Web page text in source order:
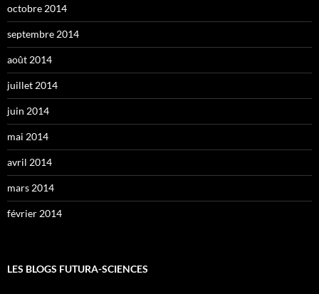
octobre 2014
septembre 2014
août 2014
juillet 2014
juin 2014
mai 2014
avril 2014
mars 2014
février 2014
LES BLOGS FUTURA-SCIENCES